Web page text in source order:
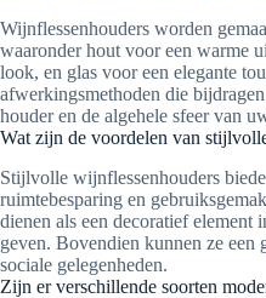
Wijnflessenhouders worden
waaronder hout voor een warme
look, en glas voor een elegante
afwerkingsmethoden die
houder en de algehele sfeer van
Wat zijn de voordelen van
Stijlvolle wijnflessenhouders
ruimtebesparing en
dienen als een decoratief
geven. Bovendien kunnen ze een
sociale gelegenheden.
Zijn er verschillende soorten